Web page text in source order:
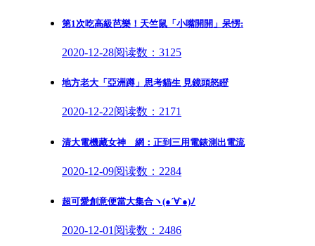
第1次吃高級芭樂！天竺鼠「小嘴開開」呆愣:
2020-12-28阅读数：3125
地方老大「亞洲蹲」思考貓生 見鏡頭怒瞪
2020-12-22阅读数：2171
清大電機藏女神 網：正到三用電錶測出電流
2020-12-09阅读数：2284
超可愛創意便當大集合ヽ(●´∀`●)ﾉ
2020-12-01 阅读数：2486